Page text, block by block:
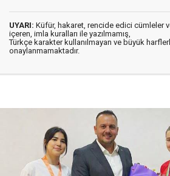
UYARI: Küfür, hakaret, rencide edici cümleler
içeren, imla kuralları ile yazılmamış,
Türkçe karakter kullanılmayan ve büyük
onaylanmamaktadır.